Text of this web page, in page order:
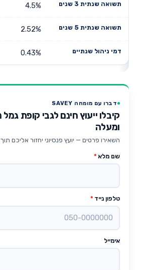
4.5%
2.52%
0.43%
דברו עם מומחה SAVEY
ומעלה
השאירו פרטים — יועץ פנסיוני יחזור אליכם תוך 24 שעות.
שם מלא *
טלפון נייד *
אימייל